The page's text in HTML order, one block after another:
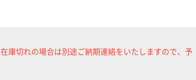
庫切れの場合は別途ご納期連絡をいたしますので、予